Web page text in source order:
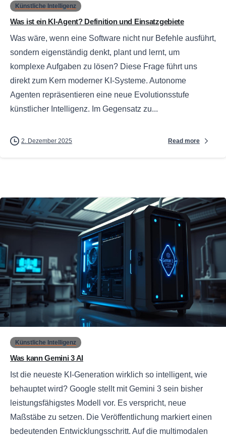
Künstliche Intelligenz
Was ist ein KI-Agent? Definition und Einsatzgebiete
Was wäre, wenn eine Software nicht nur Befehle ausführt,
sondern eigenständig denkt, plant und lernt, um
komplexe Aufgaben zu lösen? Diese Frage führt uns
direkt zum Kern moderner KI-Systeme. Autonome
Agenten repräsentieren eine neue Evolutionsstufe
künstlicher Intelligenz. Im Gegensatz zu...
2. Dezember 2025 Read more
0
Künstliche Intelligenz
Was kann Gemini 3 AI
Ist die neueste KI-Generation wirklich so intelligent, wie
behauptet wird? Google stellt mit Gemini 3 sein bisher
leistungsfähigstes Modell vor. Es verspricht, neue
Maßstäbe zu setzen. Die Veröffentlichung markiert einen
bedeutenden Entwicklungsschritt. Auf die multimodalen